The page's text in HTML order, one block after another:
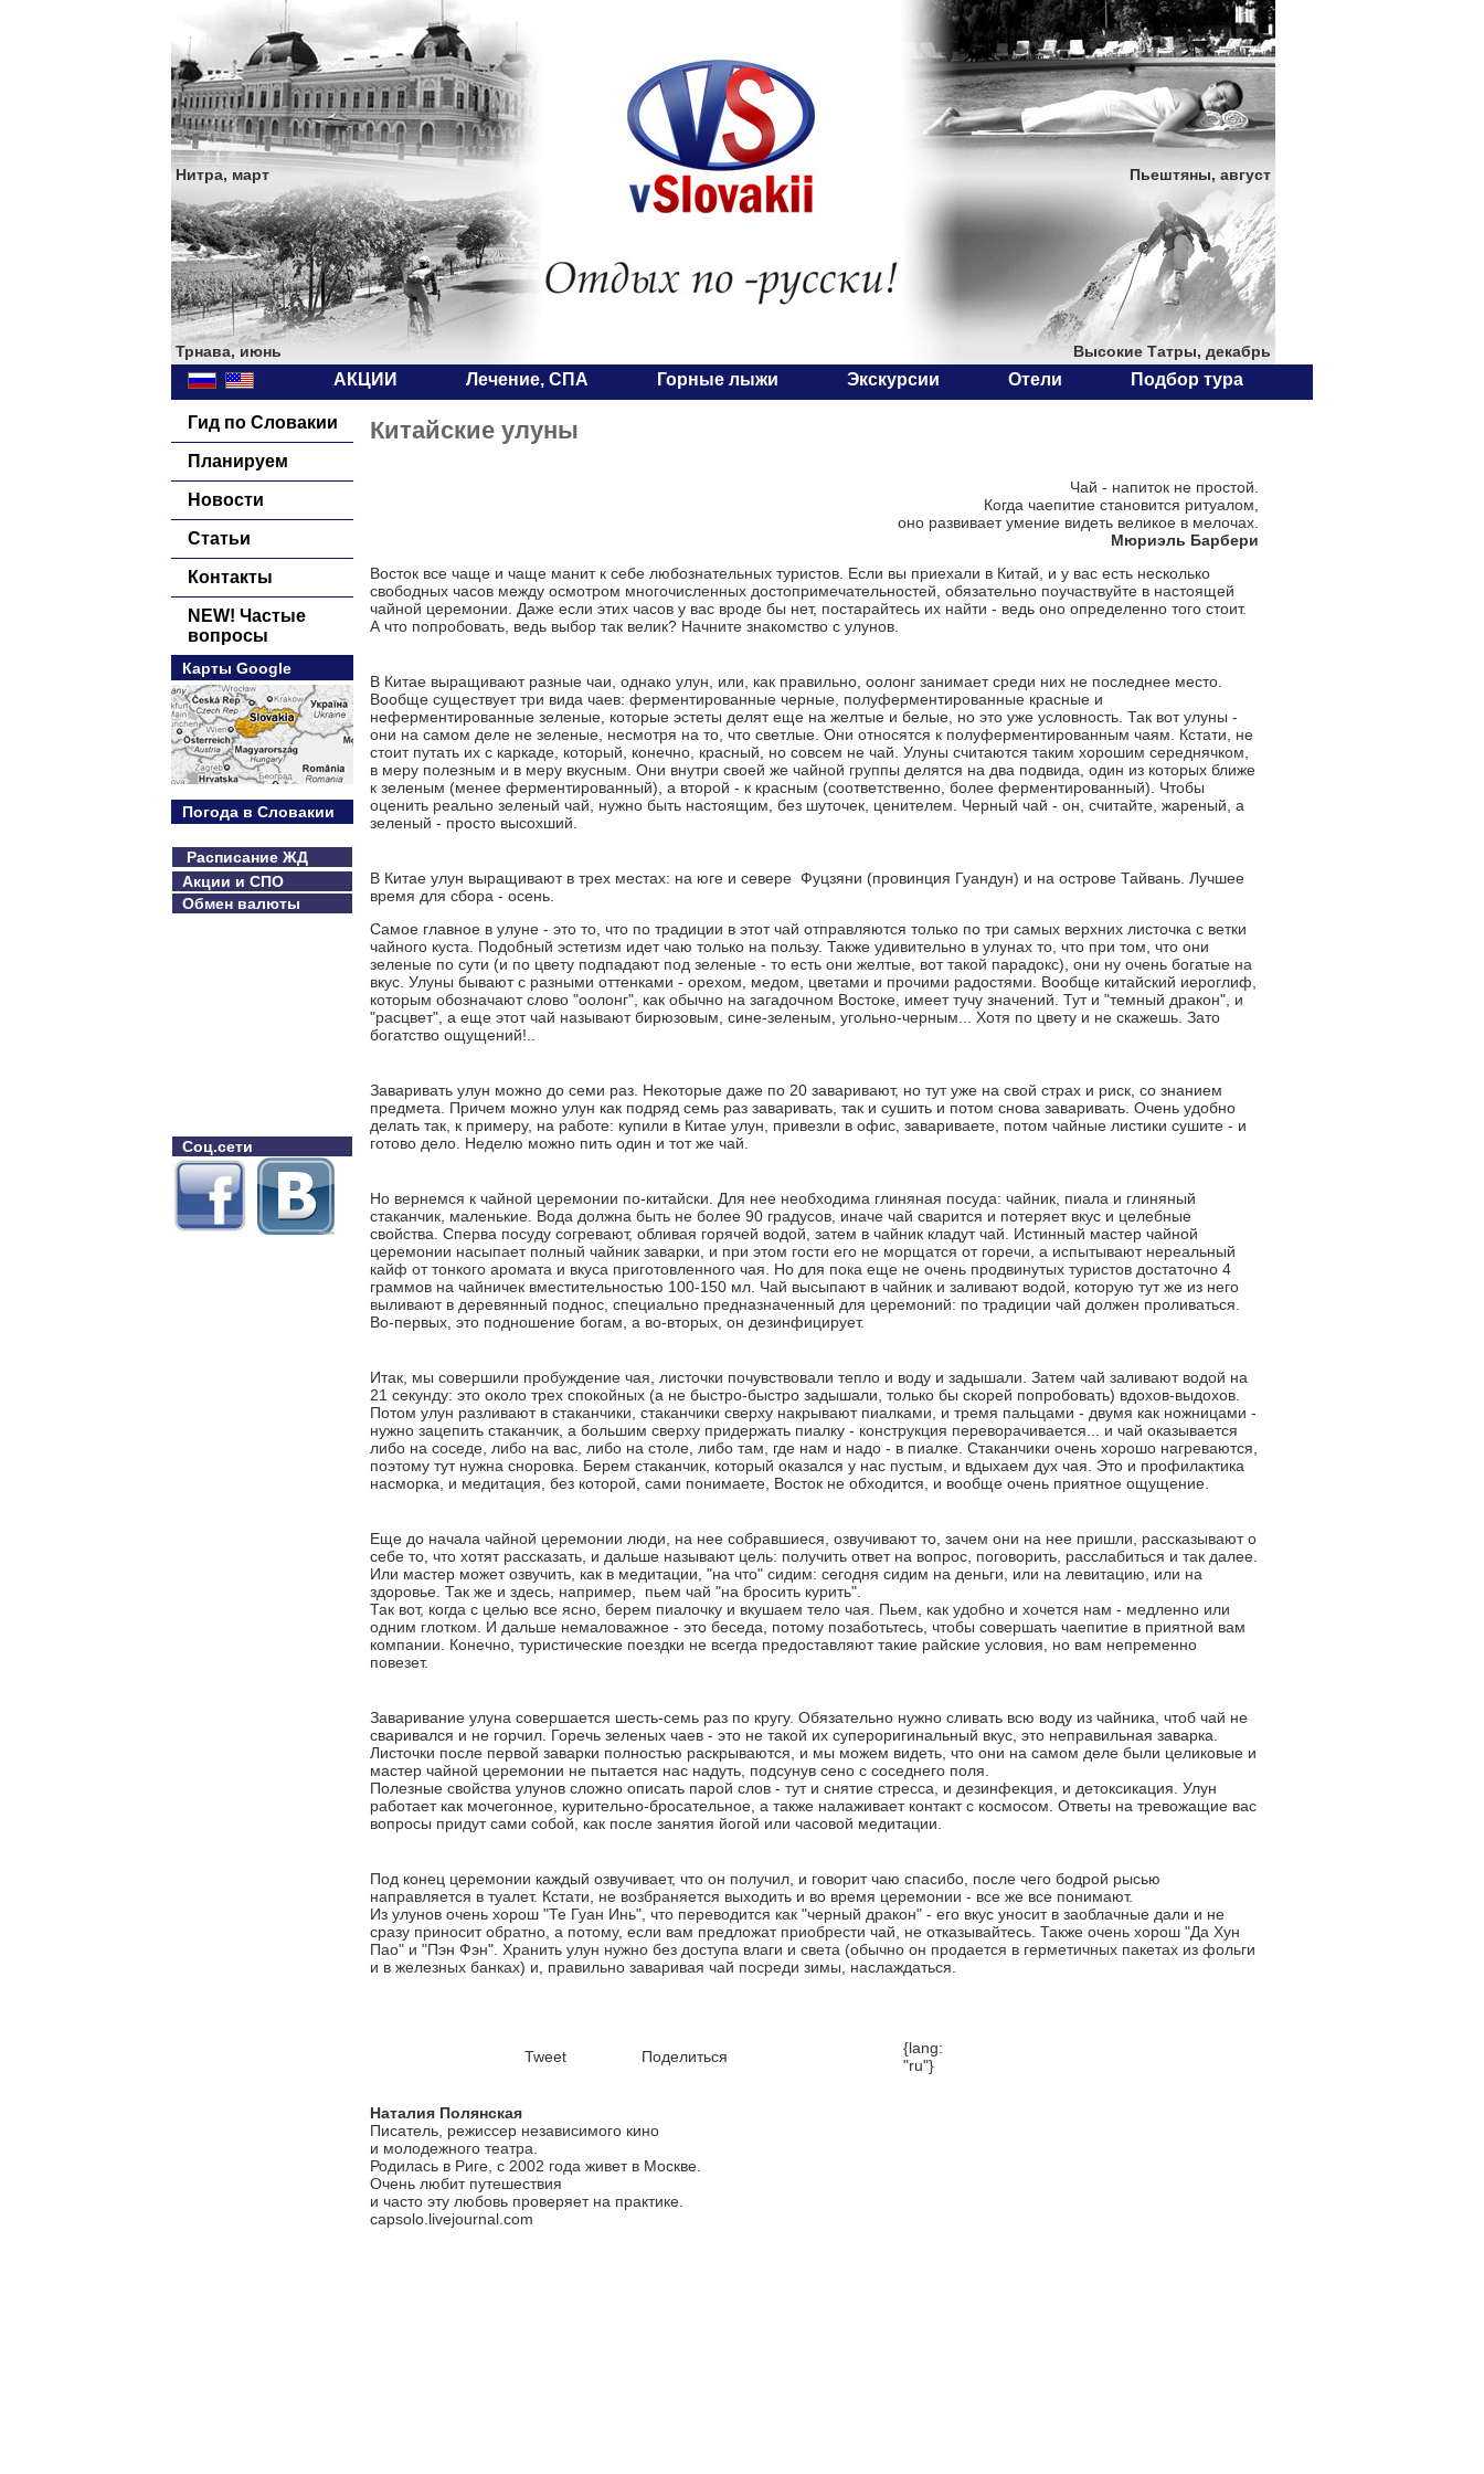
Нитра, март
Трнава, июнь
Пьештяны, август
Высокие Татры, декабрь
АКЦИИ Лечение, СПА Горные лыжи Экскурсии Отели Подбор тура
Гид по Словакии
Планируем
Новости
Статьи
Контакты
NEW! Частые
вопросы
Карты Google
Погода в Словакии
Расписание ЖД
Акции и СПО
Обмен валюты
Соц.сети
Китайские улуны
Чай - напиток не простой.
Когда чаепитие становится ритуалом,
оно развивает умение видеть великое в мелочах.
Мюриэль Барбери
Восток все чаще и чаще манит к себе любознательных туристов. Если вы приехали в Китай, и у вас есть несколько
свободных часов между осмотром многочисленных достопримечательностей, обязательно поучаствуйте в настоящей
чайной церемонии. Даже если этих часов у вас вроде бы нет, постарайтесь их найти - ведь оно определенно того стоит.
А что попробовать, ведь выбор так велик? Начните знакомство с улунов.
В Китае выращивают разные чаи, однако улун, или, как правильно, оолонг занимает среди них не последнее место.
Вообще существует три вида чаев: ферментированные черные, полуферментированные красные и
неферментированные зеленые, которые эстеты делят еще на желтые и белые, но это уже условность. Так вот улуны -
они на самом деле не зеленые, несмотря на то, что светлые. Они относятся к полуферментированным чаям. Кстати, не
стоит путать их с каркаде, который, конечно, красный, но совсем не чай. Улуны считаются таким хорошим середнячком,
в меру полезным и в меру вкусным. Они внутри своей же чайной группы делятся на два подвида, один из которых ближе
к зеленым (менее ферментированный), а второй - к красным (соответственно, более ферментированный). Чтобы
оценить реально зеленый чай, нужно быть настоящим, без шуточек, ценителем. Черный чай - он, считайте, жареный, а
зеленый - просто высохший.
В Китае улун выращивают в трех местах: на юге и севере Фуцзяни (провинция Гуандун) и на острове Тайвань. Лучшее
время для сбора - осень.
Самое главное в улуне - это то, что по традиции в этот чай отправляются только по три самых верхних листочка с ветки
чайного куста. Подобный эстетизм идет чаю только на пользу. Также удивительно в улунах то, что при том, что они
зеленые по сути (и по цвету подпадают под зеленые - то есть они желтые, вот такой парадокс), они ну очень богатые на
вкус. Улуны бывают с разными оттенками - орехом, медом, цветами и прочими радостями. Вообще китайский иероглиф,
которым обозначают слово "оолонг", как обычно на загадочном Востоке, имеет тучу значений. Тут и "темный дракон", и
"расцвет", а еще этот чай называют бирюзовым, сине-зеленым, угольно-черным... Хотя по цвету и не скажешь. Зато
богатство ощущений!..
Заваривать улун можно до семи раз. Некоторые даже по 20 заваривают, но тут уже на свой страх и риск, со знанием
предмета. Причем можно улун как подряд семь раз заваривать, так и сушить и потом снова заваривать. Очень удобно
делать так, к примеру, на работе: купили в Китае улун, привезли в офис, завариваете, потом чайные листики сушите - и
готово дело. Неделю можно пить один и тот же чай.
Но вернемся к чайной церемонии по-китайски. Для нее необходима глиняная посуда: чайник, пиала и глиняный
стаканчик, маленькие. Вода должна быть не более 90 градусов, иначе чай сварится и потеряет вкус и целебные
свойства. Сперва посуду согревают, обливая горячей водой, затем в чайник кладут чай. Истинный мастер чайной
церемонии насыпает полный чайник заварки, и при этом гости его не морщатся от горечи, а испытывают нереальный
кайф от тонкого аромата и вкуса приготовленного чая. Но для пока еще не очень продвинутых туристов достаточно 4
граммов на чайничек вместительностью 100-150 мл. Чай высыпают в чайник и заливают водой, которую тут же из него
выливают в деревянный поднос, специально предназначенный для церемоний: по традиции чай должен проливаться.
Во-первых, это подношение богам, а во-вторых, он дезинфицирует.
Итак, мы совершили пробуждение чая, листочки почувствовали тепло и воду и задышали. Затем чай заливают водой на
21 секунду: это около трех спокойных (а не быстро-быстро задышали, только бы скорей попробовать) вдохов-выдохов.
Потом улун разливают в стаканчики, стаканчики сверху накрывают пиалками, и тремя пальцами - двумя как ножницами -
нужно зацепить стаканчик, а большим сверху придержать пиалку - конструкция переворачивается... и чай оказывается
либо на соседе, либо на вас, либо на столе, либо там, где нам и надо - в пиалке. Стаканчики очень хорошо нагреваются,
поэтому тут нужна сноровка. Берем стаканчик, который оказался у нас пустым, и вдыхаем дух чая. Это и профилактика
насморка, и медитация, без которой, сами понимаете, Восток не обходится, и вообще очень приятное ощущение.
Еще до начала чайной церемонии люди, на нее собравшиеся, озвучивают то, зачем они на нее пришли, рассказывают о
себе то, что хотят рассказать, и дальше называют цель: получить ответ на вопрос, поговорить, расслабиться и так далее.
Или мастер может озвучить, как в медитации, "на что" сидим: сегодня сидим на деньги, или на левитацию, или на
здоровье. Так же и здесь, например, пьем чай "на бросить курить".
Так вот, когда с целью все ясно, берем пиалочку и вкушаем тело чая. Пьем, как удобно и хочется нам - медленно или
одним глотком. И дальше немаловажное - это беседа, потому позаботьтесь, чтобы совершать чаепитие в приятной вам
компании. Конечно, туристические поездки не всегда предоставляют такие райские условия, но вам непременно
повезет.
Заваривание улуна совершается шесть-семь раз по кругу. Обязательно нужно сливать всю воду из чайника, чтоб чай не
сваривался и не горчил. Горечь зеленых чаев - это не такой их супероригинальный вкус, это неправильная заварка.
Листочки после первой заварки полностью раскрываются, и мы можем видеть, что они на самом деле были целиковые и
мастер чайной церемонии не пытается нас надуть, подсунув сено с соседнего поля.
Полезные свойства улунов сложно описать парой слов - тут и снятие стресса, и дезинфекция, и детоксикация. Улун
работает как мочегонное, курительно-бросательное, а также налаживает контакт с космосом. Ответы на тревожащие вас
вопросы придут сами собой, как после занятия йогой или часовой медитации.
Под конец церемонии каждый озвучивает, что он получил, и говорит чаю спасибо, после чего бодрой рысью
направляется в туалет. Кстати, не возбраняется выходить и во время церемонии - все же все понимают.
Из улунов очень хорош "Те Гуан Инь", что переводится как "черный дракон" - его вкус уносит в заоблачные дали и не
сразу приносит обратно, а потому, если вам предложат приобрести чай, не отказывайтесь. Также очень хорош "Да Хун
Пао" и "Пэн Фэн". Хранить улун нужно без доступа влаги и света (обычно он продается в герметичных пакетах из фольги
и в железных банках) и, правильно заваривая чай посреди зимы, наслаждаться.
Tweet Поделиться
{lang:
"ru"}
Наталия Полянская
Писатель, режиссер независимого кино
и молодежного театра.
Родилась в Риге, с 2002 года живет в Москве.
Очень любит путешествия
и часто эту любовь проверяет на практике.
capsolo.livejournal.com